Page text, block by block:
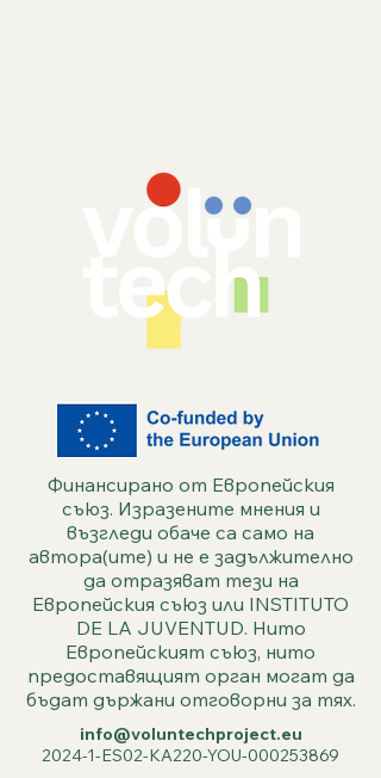
Финансирано от Европейския
съюз. Изразените мнения и
възгледи обаче са само на
автора(ите) и не е задължително
да отразяват тези на
Европейския съюз или INSTITUTO
DE LA JUVENTUD. Нито
Европейският съюз, нито
предоставящият орган могат да
бъдат държани отговорни за тях.
info@voluntechproject.eu
2024-1-ES02-KA220-YOU-000253869